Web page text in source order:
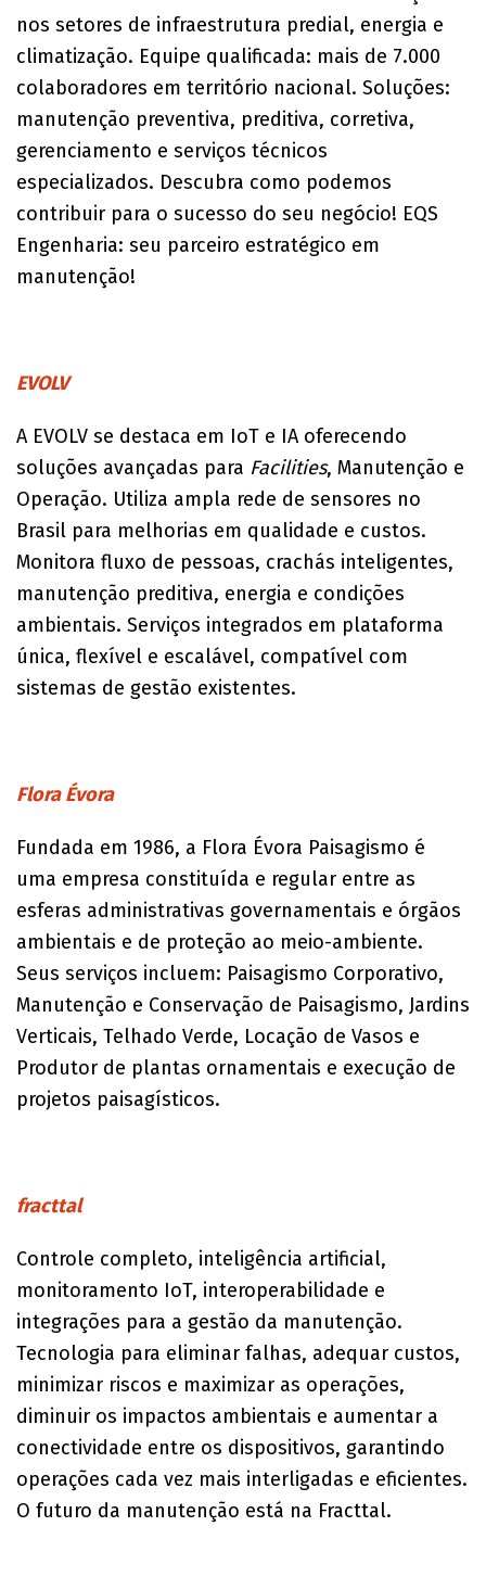
nos setores de infraestrutura predial, energia e
climatização. Equipe qualificada: mais de 7.000
colaboradores em território nacional. Soluções:
manutenção preventiva, preditiva, corretiva,
gerenciamento e serviços técnicos
especializados. Descubra como podemos
contribuir para o sucesso do seu negócio! EQS
Engenharia: seu parceiro estratégico em
manutenção!
EVOLV
A EVOLV se destaca em IoT e IA oferecendo
soluções avançadas para Facilities, Manutenção e
Operação. Utiliza ampla rede de sensores no
Brasil para melhorias em qualidade e custos.
Monitora fluxo de pessoas, crachás inteligentes,
manutenção preditiva, energia e condições
ambientais. Serviços integrados em plataforma
única, flexível e escalável, compatível com
sistemas de gestão existentes.
Flora Évora
Fundada em 1986, a Flora Évora Paisagismo é
uma empresa constituída e regular entre as
esferas administrativas governamentais e órgãos
ambientais e de proteção ao meio-ambiente.
Seus serviços incluem: Paisagismo Corporativo,
Manutenção e Conservação de Paisagismo, Jardins
Verticais, Telhado Verde, Locação de Vasos e
Produtor de plantas ornamentais e execução de
projetos paisagísticos.
fracttal
Controle completo, inteligência artificial,
monitoramento IoT, interoperabilidade e
integrações para a gestão da manutenção.
Tecnologia para eliminar falhas, adequar custos,
minimizar riscos e maximizar as operações,
diminuir os impactos ambientais e aumentar a
conectividade entre os dispositivos, garantindo
operações cada vez mais interligadas e eficientes.
O futuro da manutenção está na Fracttal.